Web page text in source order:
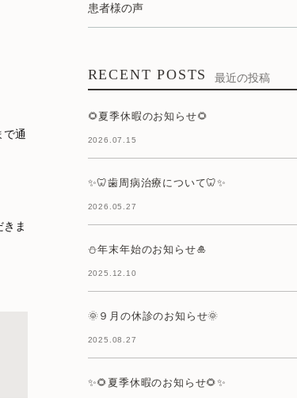
で通
ま
患者様の声
RECENT POSTS 最近の投稿
🌻夏季休暇のお知らせ🌻
2026.07.15
✨🦷歯周病治療について🦷✨
2026.05.27
⛄年末年始のお知らせ🎍
2025.12.10
🌞９月の休診のお知らせ🌞
2025.08.27
✨🌻夏季休暇のお知らせ🌻✨